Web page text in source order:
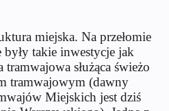
miejska. Na przełomie
takie inwestycje jak
służąca świeżo
tramwajowym (dawny
Miejskich jest dziś